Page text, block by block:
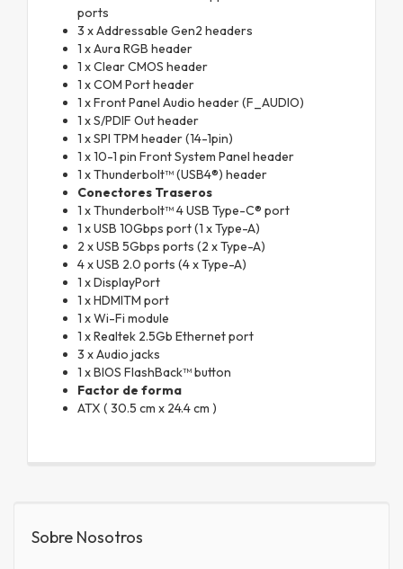
ports
3 x Addressable Gen2 headers
1 x Aura RGB header
1 x Clear CMOS header
1 x COM Port header
1 x Front Panel Audio header (F_AUDIO)
1 x S/PDIF Out header
1 x SPI TPM header (14-1pin)
1 x 10-1 pin Front System Panel header
1 x Thunderbolt™ (USB4®) header
Conectores Traseros
1 x Thunderbolt™ 4 USB Type-C® port
1 x USB 10Gbps port (1 x Type-A)
2 x USB 5Gbps ports (2 x Type-A)
4 x USB 2.0 ports (4 x Type-A)
1 x DisplayPort
1 x HDMITM port
1 x Wi-Fi module
1 x Realtek 2.5Gb Ethernet port
3 x Audio jacks
1 x BIOS FlashBack™ button
Factor de forma
ATX ( 30.5 cm x 24.4 cm )
Sobre Nosotros